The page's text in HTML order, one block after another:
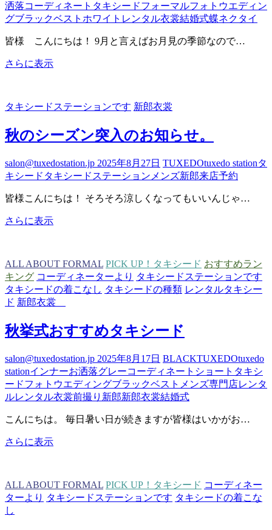
洒落コーディネート タキシードフォーマルフォトウエディン
グブラックベスト ホワイト レンタル衣裳結婚式蝶ネクタイ
皆様 こんにちは！ 9月と言えばお月見の季節なので…
さらに表示新
ｷ
ｰ
ﾄﾞ
気
ｶ
ｰ
タキシードステーションです 新郎衣裳
秋のシーズン突入のお知らせ。
salon@tuxedostation.jp 2025年8月27日 TUXEDOtuxedo stationタ
キシード タキシードステーション メンズ新郎来店予約
皆様こんにちは！ そろそろ涼しくなってもいいんじゃ…
さらに表示秋
ー
ズ
ン
突
入
の
お
ら
せ。
ALL ABOUT FORMAL PICK UP！タキシード おすすめラン
キング コーディネーターより タキシードステーションです
タキシードの着こなし タキシードの種類 レンタルタキシー
ド 新郎衣裳
秋挙式おすすめタキシード
salon@tuxedostation.jp 2025年8月17日 BLACKTUXEDOtuxedo
stationインナーお洒落グレーコーディネート ショート タキシ
ードフォトウエディングブラックベスト メンズ専門店レンタ
ルレンタル衣裳前撮り 新郎新郎衣裳結婚式
こんにちは。 毎日暑い日が続きますが皆様はいかがお…
さらに表示秋
お
す
す
ALL ABOUT FORMAL PICK UP！タキシード コーディネー
ターより タキシードステーションです タキシードの着こな
し